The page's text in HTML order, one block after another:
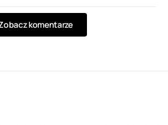
komentarze